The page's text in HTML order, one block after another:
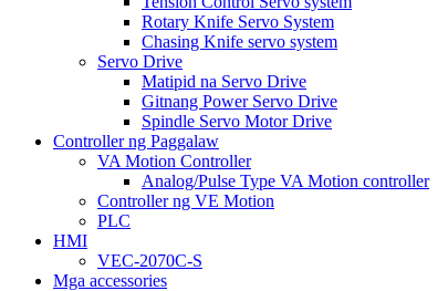
Rotary Knife Servo System
Chasing Knife servo system
Servo Drive
Matipid na Servo Drive
Gitnang Power Servo Drive
Spindle Servo Motor Drive
Controller ng Paggalaw
VA Motion Controller
Analog/Pulse Type VA Motion controller
Controller ng VE Motion
PLC
HMI
VEC-2070C-S
Mga accessories